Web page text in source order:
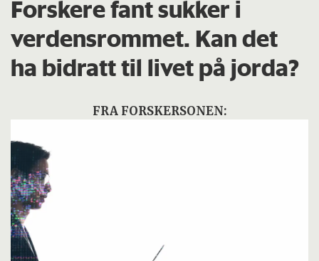
Forskere fant sukker i
verdensrommet. Kan det
ha bidratt til livet på jorda?
FRA FORSKERSONEN: